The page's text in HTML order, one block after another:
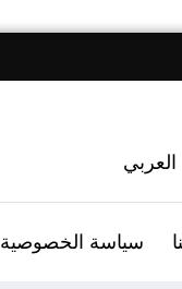
سياسة الخصوصية